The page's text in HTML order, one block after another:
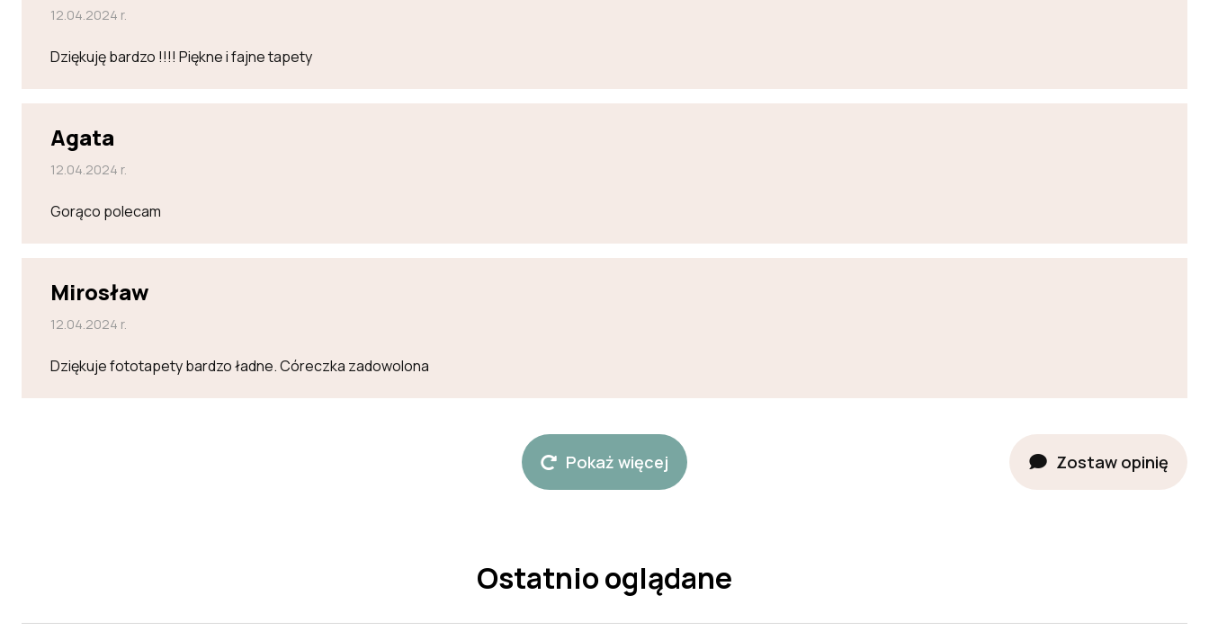
12.04.2024 r.
Dziękuję bardzo !!!! Piękne i fajne tapety
Agata
12.04.2024 r.
Gorąco polecam
Mirosław
12.04.2024 r.
Dziękuje fototapety bardzo ładne. Córeczka zadowolona
Pokaż więcej Zostaw opinię
Ostatnio oglądane